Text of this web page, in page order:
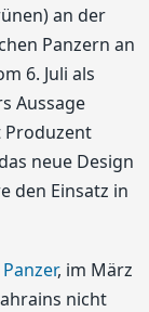
an der
Panzern an
6. Juli als
Aussage
Produzent
neue Design
den Einsatz in
Panzer, im März
nicht